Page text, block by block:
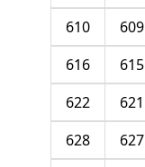
609
610
615
616
621
622
627
628